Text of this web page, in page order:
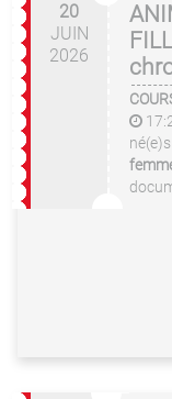
20
JUIN
2026